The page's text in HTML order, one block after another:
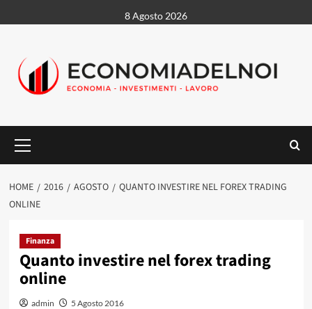
al
8 Agosto 2026
principale
HOME 2016 AGOSTO
QUANTO INVESTIRE NEL FOREX TRADING
ONLINE
Finanza
Quanto investire nel forex trading
online
admin 5 Agosto 2016